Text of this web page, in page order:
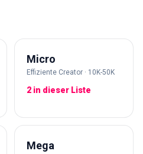
Micro
Effiziente Creator · 10K-50K
2 in dieser Liste
Mega